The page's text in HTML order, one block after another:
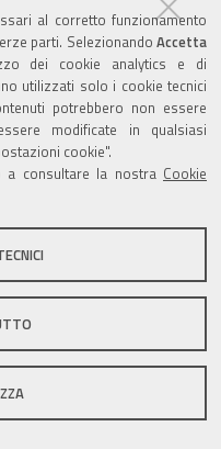
al corretto funzionamento
parti. Selezionando Accetta
dei cookie analytics e di
utilizzati solo i cookie tecnici
potrebbero non essere
modificate in qualsiasi
cookie".
a consultare la nostra Cookie
sito
Predosa